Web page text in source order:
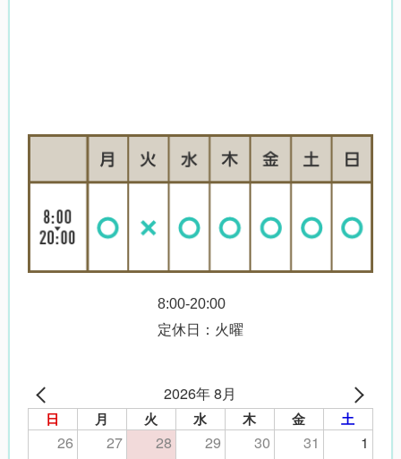
8:00-20:00
定休日：火曜
2026年 8月
日 月 火 水 木 金 土
26 27 28 29 30 31
1